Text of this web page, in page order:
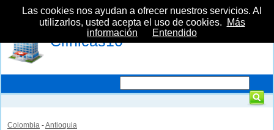
Clínicas10
Colombia -Antioquia
Las cookies nos ayudan a ofrecer nuestros servicios. Al
utilizarlos, usted acepta el uso de cookies.
Más
información
Entendido